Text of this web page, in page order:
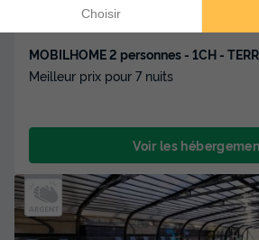
MOBILHOME 2 personnes - 1CH -
Meilleur prix pour 7 nuits
Voir les